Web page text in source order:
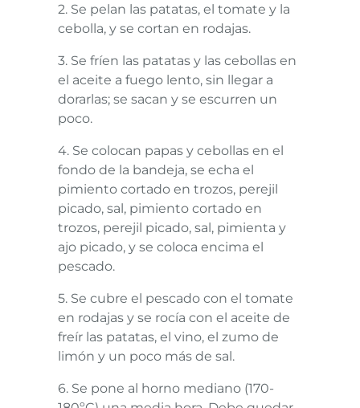
2. Se pelan las patatas, el tomate y la
cebolla, y se cortan en rodajas.
3. Se fríen las patatas y las cebollas en
el aceite a fuego lento, sin llegar a
dorarlas; se sacan y se escurren un
poco.
4. Se colocan papas y cebollas en el
fondo de la bandeja, se echa el
pimiento cortado en trozos, perejil
picado, sal, pimiento cortado en
trozos, perejil picado, sal, pimienta y
ajo picado, y se coloca encima el
pescado.
5. Se cubre el pescado con el tomate
en rodajas y se rocía con el aceite de
freír las patatas, el vino, el zumo de
limón y un poco más de sal.
6. Se pone al horno mediano (170-